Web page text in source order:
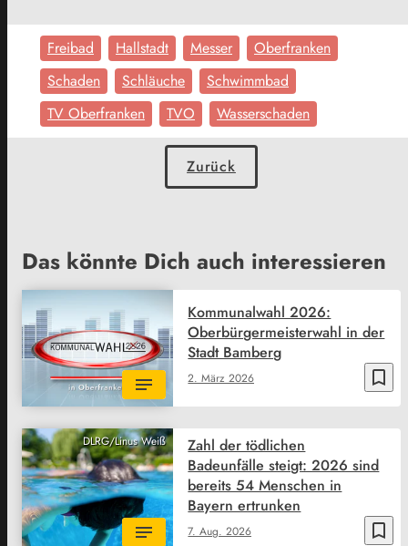
Freibad Hallstadt Messer
Oberfranken
Schaden
Schläuche
Schwimmbad
TV Oberfranken
TVO Wasserschaden
Zurück
Das könnte Dich auch interessieren
bookmark_border
2. März 2026
Kommunalwahl 2026:
Oberbürgermeisterwahl in der
Stadt Bamberg
DLRG/Linus Weiß
bookmark_border
7. Aug. 2026
Zahl der tödlichen
Badeunfälle steigt: 2026 sind
bereits 54 Menschen in
Bayern ertrunken